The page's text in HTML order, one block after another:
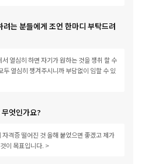
는 분들에게 조언 한마디 부탁드려
열심히 하면 자기가 원하는 것을 쟁취 할 수
두 열심히 챙겨주시니까 부담없이 임할 수 있
엇인가요?
격증 떨어진 것 올해 붙었으면 좋겠고 제가
이 목표입니다. >